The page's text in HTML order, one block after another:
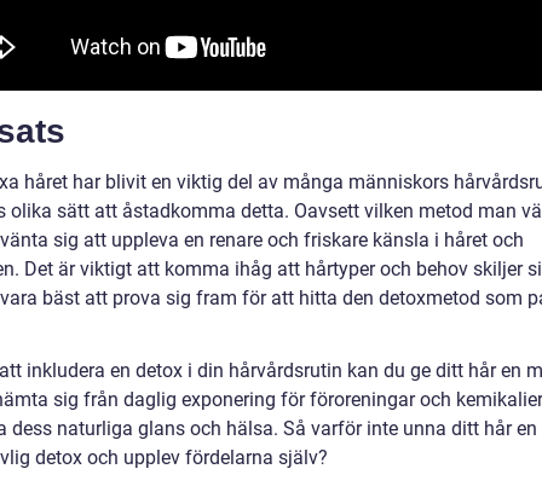
håret har blivit en viktig del av många människors
olika sätt att åstadkomma detta. Oavsett vilken metod man
sig att uppleva en renare och friskare känsla i håret och
Det är viktigt att komma ihåg att hårtyper och behov skiljer
bäst att prova sig fram för att hitta den detoxmetod som
inkludera en detox i din hårvårdsrutin kan du ge ditt hår en
sig från daglig exponering för föroreningar och
dess naturliga glans och hälsa. Så varför inte unna ditt hår en
detox och upplev fördelarna själv?